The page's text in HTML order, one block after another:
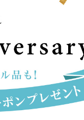
30